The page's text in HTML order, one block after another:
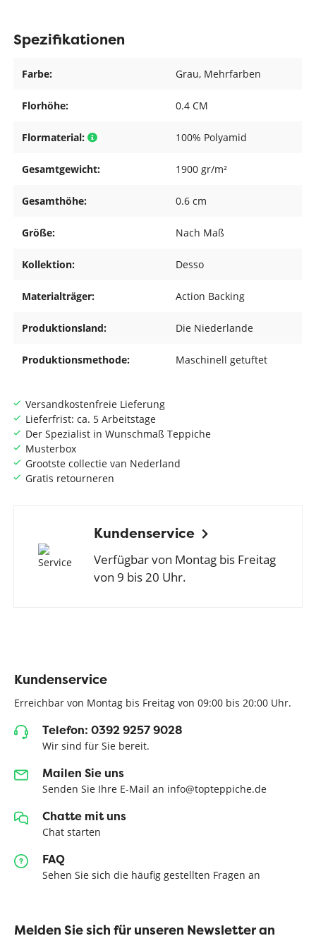
Versandkostenfreie Lieferung
Lieferfrist: ca. 5 Arbeitstage
Der Spezialist in Wunschmaß Teppiche
Musterbox
Grootste collectie van Nederland
Gratis retourneren
Kundenservice
Verfügbar von Montag bis Freitag
von 9 bis 20 Uhr.
Spezifikationen
Farbe: Grau, Mehrfarben
Florhöhe: 0.4 CM
Flormaterial: 100% Polyamid
Gesamtgewicht: 1900 gr/m²
Gesamthöhe: 0.6 cm
Größe: Nach Maß
Kollektion: Desso
Materialträger: Action Backing
Produktionsland: Die Niederlande
Produktionsmethode: Maschinell getuftet
Kundenservice
Erreichbar von Montag bis Freitag von 09:00 bis 20:00 Uhr.
Telefon: 0392 9257 9028
Wir sind für Sie bereit.
Mailen Sie uns
Senden Sie Ihre E-Mail an info@topteppiche.de
Chatte mit uns
Chat starten
FAQ
Sehen Sie sich die häufig gestellten Fragen an
Melden Sie sich für unseren Newsletter an